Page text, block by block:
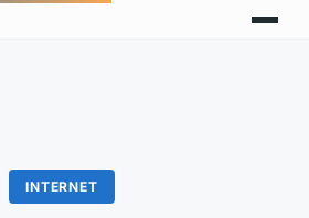
INTERNET